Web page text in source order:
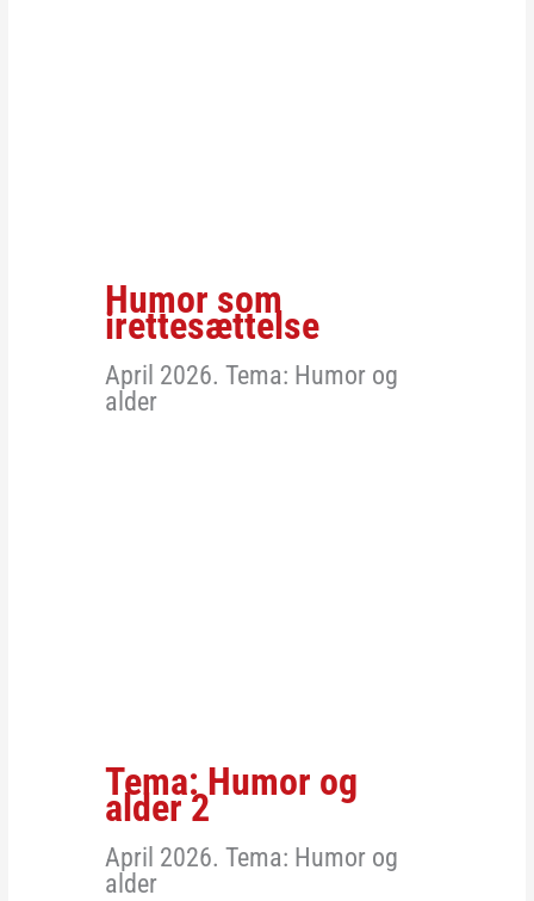
Humor som
irettesættelse
April 2026. Tema: Humor og
alder
Tema: Humor og
alder 2
April 2026. Tema: Humor og
alder